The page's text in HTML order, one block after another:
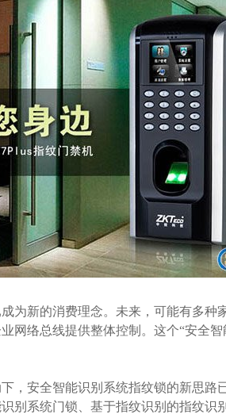
新的消费理念。未来，可能有多种
网络总线提供整体控制。这个“安全
安全智能识别系统指纹锁的新思路
别系统门锁、基于指纹识别的指纹识